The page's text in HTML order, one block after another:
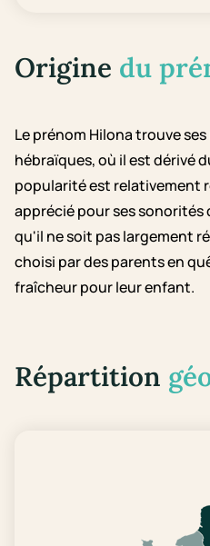
Origine du
Le prénom Hilona trouve
hébraïques, où il est dérivé
popularité est relativement
apprécié pour ses sonorités
qu'il ne soit pas largement
choisi par des parents en
fraîcheur pour leur enfant.
Répartition